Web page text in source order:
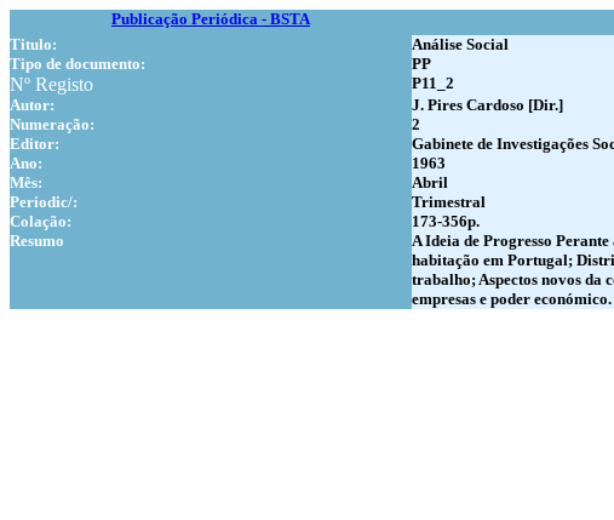
Publicação Periódica - BSTA
Titulo:
Análise Social
Tipo de documento:
PP
Nº Registo
P11_2
Autor:
J. Pires Cardoso [Dir.]
Numeração:
2
Editor:
Gabinete de Investigações
Ano:
1963
Mês:
Abril
Periodic/:
Trimestral
Colação:
173-356p.
Resumo
A Ideia de Progresso
habitação em Portugal;
trabalho; Aspectos novos
empresas e poder económico.